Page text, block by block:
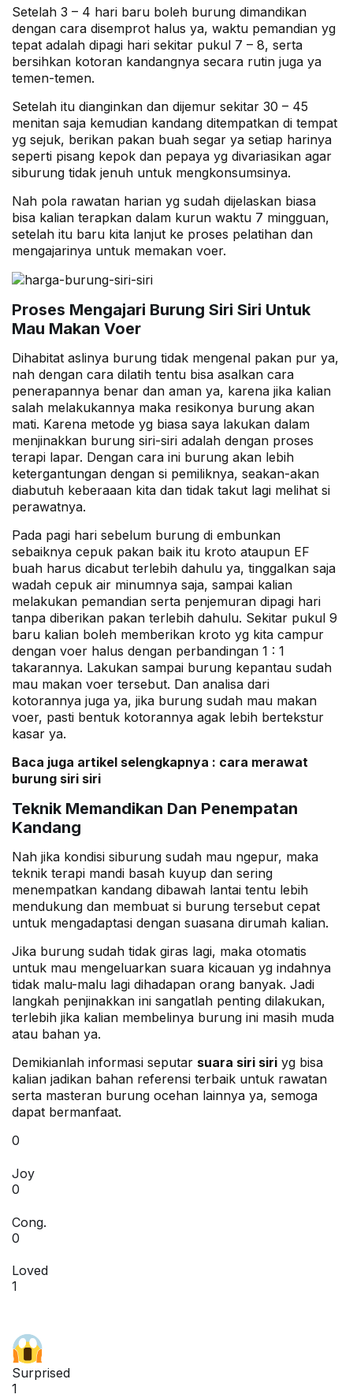
Setelah 3 – 4 hari baru boleh burung dimandikan
dengan cara disemprot halus ya, waktu pemandian yg
tepat adalah dipagi hari sekitar pukul 7 – 8, serta
bersihkan kotoran kandangnya secara rutin juga ya
temen-temen.
Setelah itu dianginkan dan dijemur sekitar 30 – 45
menitan saja kemudian kandang ditempatkan di tempat
yg sejuk, berikan pakan buah segar ya setiap harinya
seperti pisang kepok dan pepaya yg divariasikan agar
siburung tidak jenuh untuk mengkonsumsinya.
Nah pola rawatan harian yg sudah dijelaskan biasa
bisa kalian terapkan dalam kurun waktu 7 mingguan,
setelah itu baru kita lanjut ke proses pelatihan dan
mengajarinya untuk memakan voer.
Proses Mengajari Burung Siri Siri Untuk
Mau Makan Voer
Dihabitat aslinya burung tidak mengenal pakan pur ya,
nah dengan cara dilatih tentu bisa asalkan cara
penerapannya benar dan aman ya, karena jika kalian
salah melakukannya maka resikonya burung akan
mati. Karena metode yg biasa saya lakukan dalam
menjinakkan burung siri-siri adalah dengan proses
terapi lapar. Dengan cara ini burung akan lebih
ketergantungan dengan si pemiliknya, seakan-akan
diabutuh keberaaan kita dan tidak takut lagi melihat si
perawatnya.
Pada pagi hari sebelum burung di embunkan
sebaiknya cepuk pakan baik itu kroto ataupun EF
buah harus dicabut terlebih dahulu ya, tinggalkan saja
wadah cepuk air minumnya saja, sampai kalian
melakukan pemandian serta penjemuran dipagi hari
tanpa diberikan pakan terlebih dahulu. Sekitar pukul 9
baru kalian boleh memberikan kroto yg kita campur
dengan voer halus dengan perbandingan 1 : 1
takarannya. Lakukan sampai burung kepantau sudah
mau makan voer tersebut. Dan analisa dari
kotorannya juga ya, jika burung sudah mau makan
voer, pasti bentuk kotorannya agak lebih bertekstur
kasar ya.
Baca juga artikel selengkapnya : cara merawat
burung siri siri
Teknik Memandikan Dan Penempatan
Kandang
Nah jika kondisi siburung sudah mau ngepur, maka
teknik terapi mandi basah kuyup dan sering
menempatkan kandang dibawah lantai tentu lebih
mendukung dan membuat si burung tersebut cepat
untuk mengadaptasi dengan suasana dirumah kalian.
Jika burung sudah tidak giras lagi, maka otomatis
untuk mau mengeluarkan suara kicauan yg indahnya
tidak malu-malu lagi dihadapan orang banyak. Jadi
langkah penjinakkan ini sangatlah penting dilakukan,
terlebih jika kalian membelinya burung ini masih muda
atau bahan ya.
Demikianlah informasi seputar suara siri siri yg bisa
kalian jadikan bahan referensi terbaik untuk rawatan
serta masteran burung ocehan lainnya ya, semoga
dapat bermanfaat.
0
Joy
0
Cong.
0
Loved
1
Surprised
1